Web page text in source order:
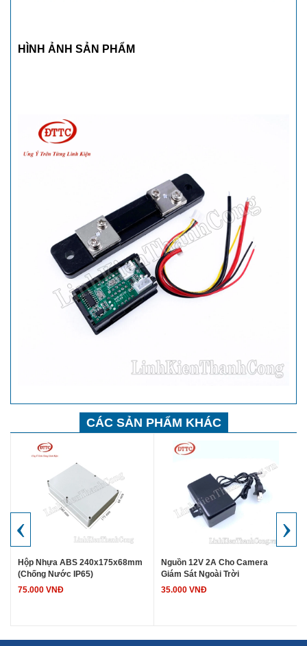
HÌNH ẢNH SẢN PHẨM
CÁC SẢN PHẨM KHÁC
Hộp Nhựa ABS 240x175x68mm
(Chống Nước IP65)
75.000 VNĐ
Nguồn 12V 2A Cho Camera
Giám Sát Ngoài Trời
35.000 VNĐ
‹ ›